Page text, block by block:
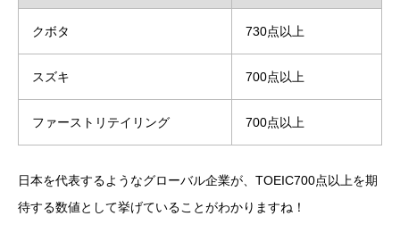
クボタ 730点以上
スズキ 700点以上
ファーストリテイリング 700点以上
日本を代表するようなグローバル企業が、TOEIC700点以上を期
待する数値として挙げていることがわかりますね！